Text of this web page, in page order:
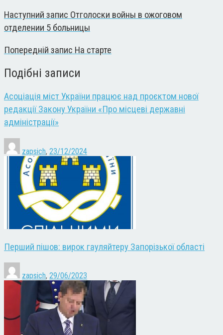
Наступний запис Отголоски войны в ожоговом
отделении 5 больницы
Попередній запис На старте
Подібні записи
Асоціація міст України працює над проєктом нової
редакції Закону України «Про місцеві державні
адміністрації»
zapsich, 23/12/2024
Перший пішов: вирок гауляйтеру Запорізької області
zapsich, 29/06/2023